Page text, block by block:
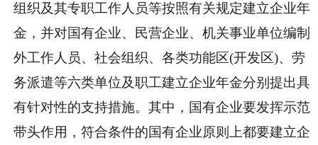
组织及其专职工作人员等按照有关规定建立企业年
金，并对国有企业、民营企业、机关事业单位编制
外工作人员、社会组织、各类功能区(开发区)、劳
务派遣等六类单位及职工建立企业年金分别提出具
有针对性的支持措施。其中，国有企业要发挥示范
带头作用，符合条件的国有企业原则上都要建立企